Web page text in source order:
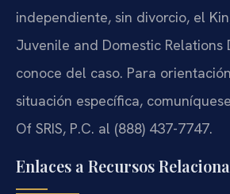
independiente, sin divorcio, el
Juvenile and Domestic Relations
conoce del caso. Para
situación específica,
Of SRIS, P.C. al (888) 437-7747.
Enlaces a Recursos